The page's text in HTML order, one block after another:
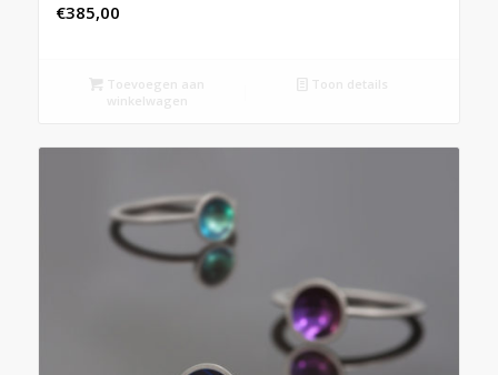
€385,00
Toevoegen aan
winkelwagen
Toon details